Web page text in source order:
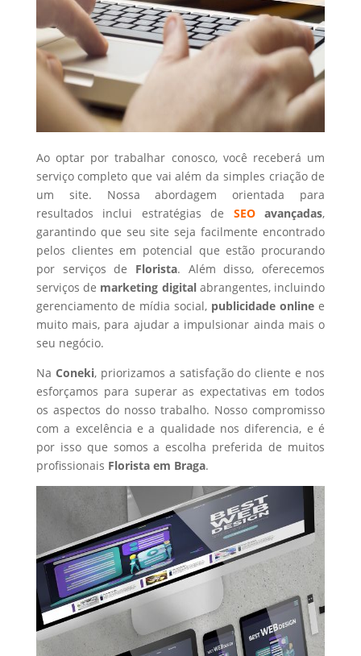
Ao optar por trabalhar conosco, você receberá um
serviço completo que vai além da simples criação de
um site. Nossa abordagem orientada para
resultados inclui estratégias de SEOavançadas,
garantindo que seu site seja facilmente encontrado
pelos clientes em potencial que estão procurando
por serviços de Florista. Além disso, oferecemos
serviços de marketing digital abrangentes, incluindo
gerenciamento de mídia social, publicidade online e
muito mais, para ajudar a impulsionar ainda mais o
seu negócio.
Na Coneki, priorizamos a satisfação do cliente e nos
esforçamos para superar as expectativas em todos
os aspectos do nosso trabalho. Nosso compromisso
com a excelência e a qualidade nos diferencia, e é
por isso que somos a escolha preferida de muitos
profissionais Floristaem Braga.